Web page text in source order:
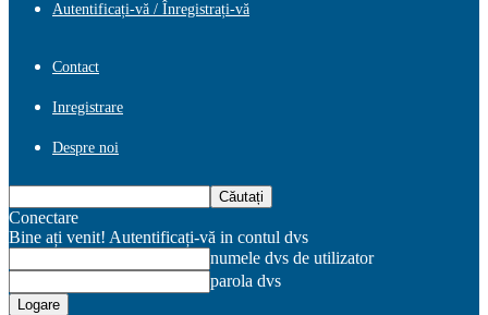
Autentificați-vă / Înregistrați-vă
Contact
Inregistrare
Despre noi
Conectare
Bine ați venit! Autentificați-vă in contul dvs
numele dvs de utilizator
parola dvs